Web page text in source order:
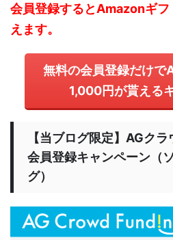
会員登録するとAmazonギ
えます。
無料の会員登録だけで
1,000円が貰える
【当ブログ限定】AGク
会員登録キャンペーン（
グ）